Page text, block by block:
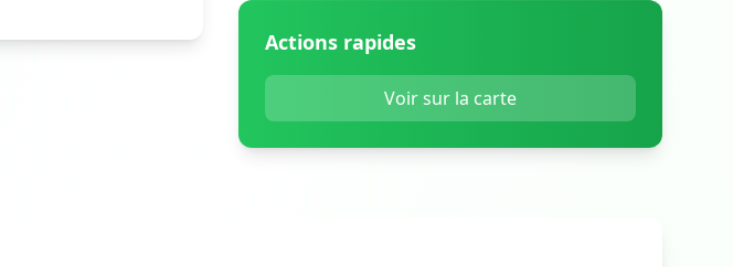
Actions rapides
Voir sur la carte